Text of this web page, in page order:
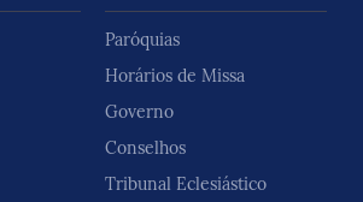
Paróquias
Horários de Missa
Governo
Conselhos
Tribunal Eclesiástico